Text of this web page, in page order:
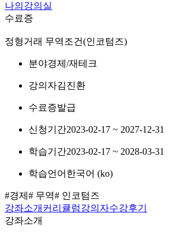
나의강의실
수료증
정형거래 무역조건(인코텀즈)
분야경제/재테크
강의자김진환
수료증발급
신청기간2023-02-17 ~ 2027-12-31
학습기간2023-02-17 ~ 2028-03-31
학습언어 한국어 ‎(ko)‎
#경제 # 무역# 인코텀즈
강좌소개 커리큘럼강의자수강후기
강좌소개